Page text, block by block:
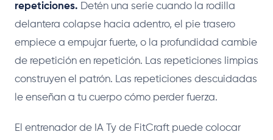
repeticiones. Detén una serie cuando la rodilla
delantera colapse hacia adentro, el pie trasero
empiece a empujar fuerte, o la profundidad cambie
de repetición en repetición. Las repeticiones limpias
construyen el patrón. Las repeticiones descuidadas
le enseñan a tu cuerpo cómo perder fuerza.
El entrenador de IA Ty de FitCraft puede colocar